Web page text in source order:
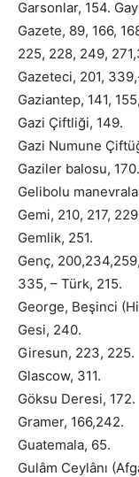
Garsonlar, 154.
Gazete, 89, 166,
225, 228, 249,
Gazeteci, 201,
Gaziantep, 141,
Gazi Çiftliği, 149.
Gazi Numune
Gaziler balosu, 170.
Gelibolu
Gemi, 210, 217,
Gemlik, 251.
Genç,
335, – Türk, 215.
George, Beşinci
Gesi, 240.
Giresun, 223, 225.
Glascow, 311.
Göksu Deresi, 172.
Gramer, 166,242.
Guatemala, 65.
Gulâm Ceylânı